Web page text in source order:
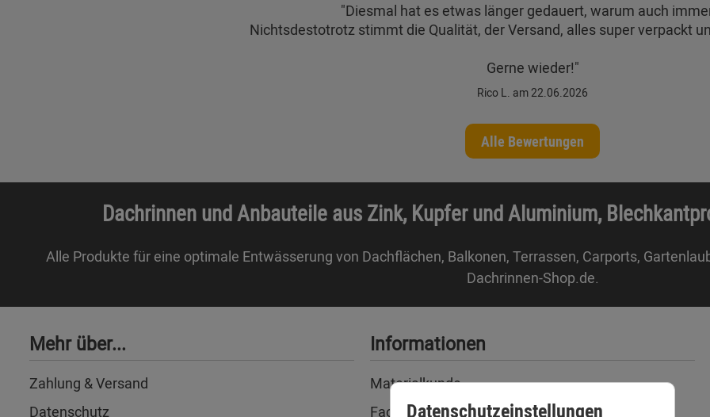
"Diesmal hat es etwas länger gedauert, warum auch
Nichtsdestotrotz stimmt die Qualität, der Versand, alles super verpackt
Gerne wieder!"
Rico L. am 22.06.2026
Alle Bewertungen
Dachrinnen und Anbauteile aus Zink, Kupfer und Aluminium,
Alle Produkte für eine optimale Entwässerung von Dachflächen, Balkonen, Terrassen, Carports,
Dachrinnen-Shop.de.
Mehr über...
Zahlung & Versand
Datenschutz
Informationen
Materialkunde
Fachbegriffe
Datenschutzeinstellungen